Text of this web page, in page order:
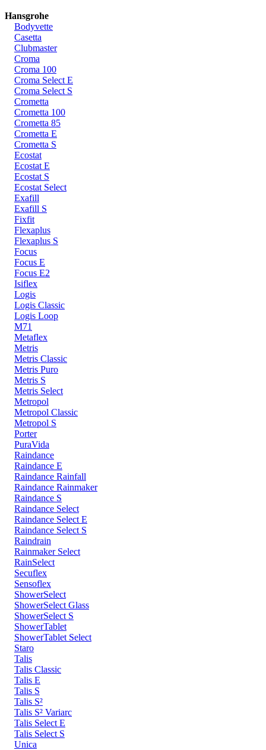
Hansgrohe
Bodyvette
Casetta
Clubmaster
Croma
Croma 100
Croma Select E
Croma Select S
Crometta
Crometta 100
Crometta 85
Crometta E
Crometta S
Ecostat
Ecostat E
Ecostat S
Ecostat Select
Exafill
Exafill S
Fixfit
Flexaplus
Flexaplus S
Focus
Focus E
Focus E2
Isiflex
Logis
Logis Classic
Logis Loop
M71
Metaflex
Metris
Metris Classic
Metris Puro
Metris S
Metris Select
Metropol
Metropol Classic
Metropol S
Porter
PuraVida
Raindance
Raindance E
Raindance Rainfall
Raindance Rainmaker
Raindance S
Raindance Select
Raindance Select E
Raindance Select S
Raindrain
Rainmaker Select
RainSelect
Secuflex
Sensoflex
ShowerSelect
ShowerSelect Glass
ShowerSelect S
ShowerTablet
ShowerTablet Select
Staro
Talis
Talis Classic
Talis E
Talis S
Talis S²
Talis S² Variarc
Talis Select E
Talis Select S
Unica